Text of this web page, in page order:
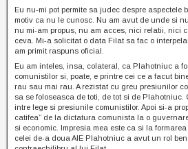
Eu nu-mi pot permite sa judec despre aspectele
motiv ca nu le cunosc. Nu am avut de unde si
nu mi-am propus, nu am acces, nici relatii, nici
ceva. Mi-a solicitat o data Filat sa fac o
am primit raspuns oficial.
Eu am inteles, insa, colateral, ca Plahotniuc a
comunistilor si, poate, e printre cei ce a facut
rau sau mai rau. A rezistat cu greu presiunilor
sa se foloseasca de toti, de tot si de Plahotniuc.
intre lege si presiunile comunistilor. Apoi si-a
catifea” de la dictatura comunista la o
si economic. Impresia mea este ca si la
celei de-a doua AIE Plahotniuc a avut un rol